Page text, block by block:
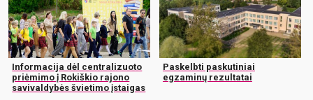
Informacija dėl centralizuoto
priėmimo į Rokiškio rajono
savivaldybės švietimo įstaigas
Paskelbti paskutiniai
egzaminų rezultatai